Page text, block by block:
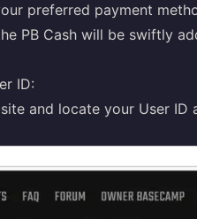
preferred payment
PB Cash will be swiftly
ID:
and locate your User